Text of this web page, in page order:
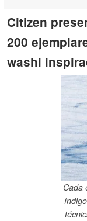
Citizen
200
washi
Cada